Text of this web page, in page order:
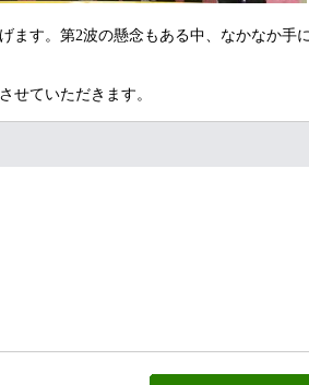
す。第2波の懸念もある中、なかなか手
せていただきます。